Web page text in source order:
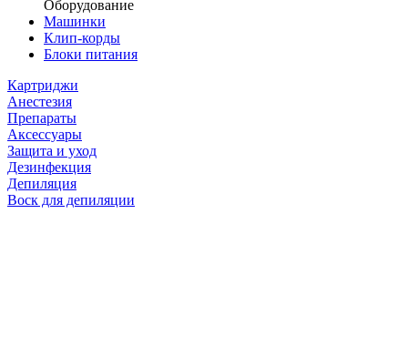
Оборудование
Машинки
Клип-корды
Блоки питания
Картриджи
Анестезия
Препараты
Аксессуары
Защита и уход
Дезинфекция
Депиляция
Воск для депиляции